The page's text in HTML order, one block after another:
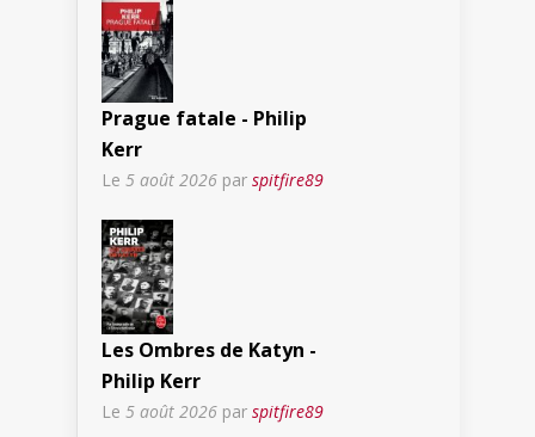
Prague fatale - Philip
Kerr
Le 5 août 2026 par spitfire89
Les Ombres de Katyn -
Philip Kerr
Le 5 août 2026 par spitfire89